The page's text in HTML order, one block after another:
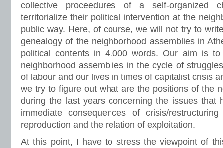
collective proceedures of a self-organized
territorialize their political intervention at the
public way. Here, of course, we will not try to
genealogy of the neighborhood assemblies in
political contents in 4.000 words. Our aim is
neighborhood assemblies in the cycle of
of labour and our lives in times of capitalist crisis
we try to figure out what are the positions of the
during the last years concerning the issues that
immediate consequences of crisis/
reproduction and the relation of exploitation.
At this point, I have to stress the viewpoint of